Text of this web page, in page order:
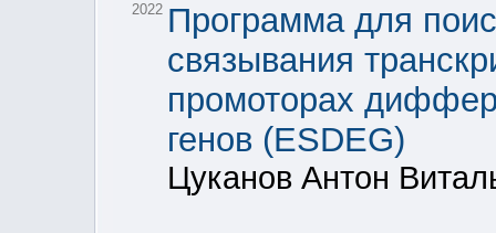
2022 Программа для
связывания
промоторах
генов (ESDEG)
Цуканов Антон